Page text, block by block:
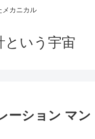
メカニカル
という宇宙
ーション マン